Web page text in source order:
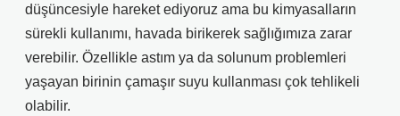
düşüncesiyle hareket ediyoruz ama bu kimyasalların
sürekli kullanımı, havada birikerek sağlığımıza zarar
verebilir. Özellikle astım ya da solunum problemleri
yaşayan birinin çamaşır suyu kullanması çok tehlikeli
olabilir.